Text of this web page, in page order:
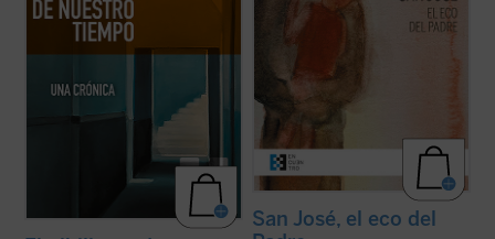
San José, el eco del